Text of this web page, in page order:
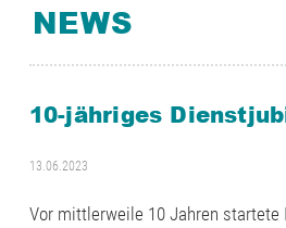
NEWS
10-jähriges
13.06.2023
Vor mittlerweile 10 Jahren